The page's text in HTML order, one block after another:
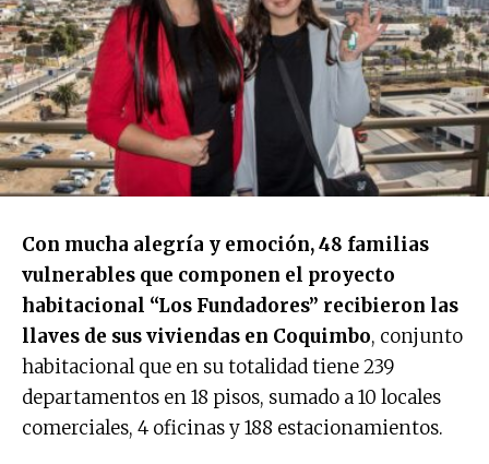
Con mucha alegría y emoción, 48 familias
vulnerables que componen el proyecto
habitacional “Los Fundadores” recibieron las
llaves de sus viviendas en Coquimbo, conjunto
habitacional que en su totalidad tiene 239
departamentos en 18 pisos, sumado a 10 locales
comerciales, 4 oficinas y 188 estacionamientos.